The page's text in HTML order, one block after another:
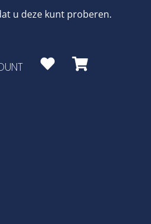
u deze kunt proberen.